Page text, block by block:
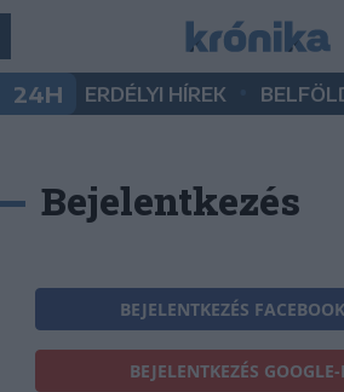
24H ERDÉLYI HÍREK
Bejelentkezés
BEJELENTKEZÉS
BEJELENTKEZÉS